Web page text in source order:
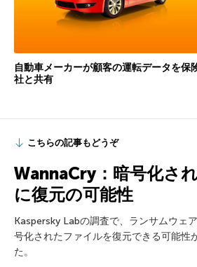
自動車メーカーが顧客の運転データを保
社と共有
こちらの記事もどうぞ
WannaCry：暗号化さ
に復元の可能性
Kaspersky Labの調査で、ランサムウェ
号化されたファイルを復元できる可能性
た。